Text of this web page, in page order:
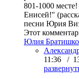
801-1000
Енисей!" (р
песни Юрия
Этот
Юлия Братишко
11:36 /